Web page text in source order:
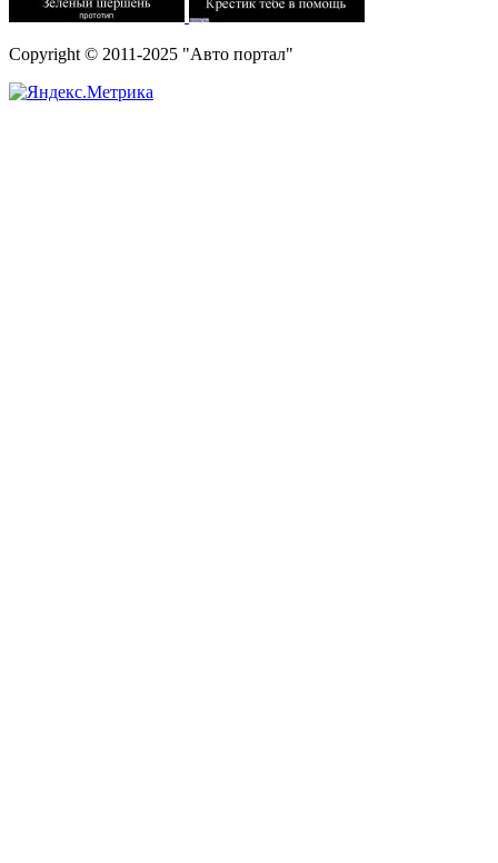
Copyright © 2011-2025 "Авто портал"